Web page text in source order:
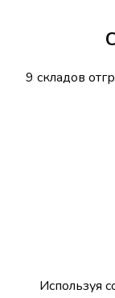
9 складов
Используя